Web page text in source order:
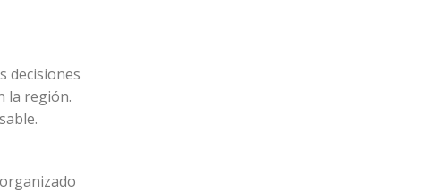
decisiones
la región.